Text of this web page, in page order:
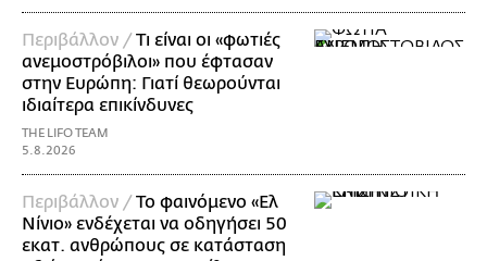
Περιβάλλον /Τι είναι οι «φωτιές
ανεμοστρόβιλοι» που έφτασαν
στην Ευρώπη: Γιατί θεωρούνται
ιδιαίτερα επικίνδυνες
THE LIFO TEAM
5.8.2026
Περιβάλλον /Το φαινόμενο «Ελ
Νίνιο» ενδέχεται να οδηγήσει 50
εκατ. ανθρώπους σε κατάσταση